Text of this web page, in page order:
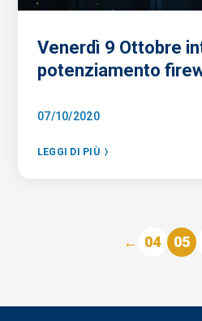
Venerdì 9 Ottobre
potenziamento
07/10/2020
LEGGI DI PIÙ
← 04 05